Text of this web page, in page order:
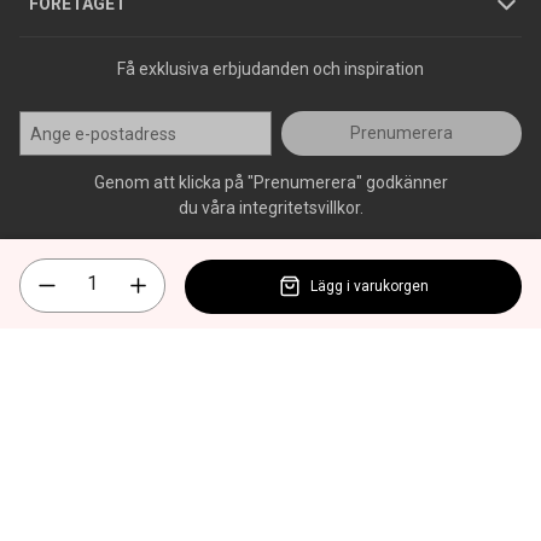
Få exklusiva erbjudanden och inspiration
Prenumerera
Genom att klicka på "Prenumerera" godkänner
du våra integritetsvillkor.
Lägg i varukorgen